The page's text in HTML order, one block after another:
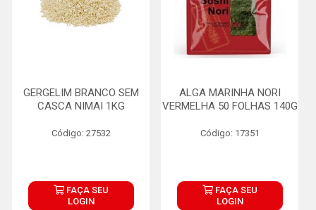
GERGELIM BRANCO SEM
CASCA NIMAI 1KG
Código: 27532
FAÇA SEU
LOGIN
ALGA MARINHA NORI
VERMELHA 50 FOLHAS 140G
Código: 17351
FAÇA SEU
LOGIN